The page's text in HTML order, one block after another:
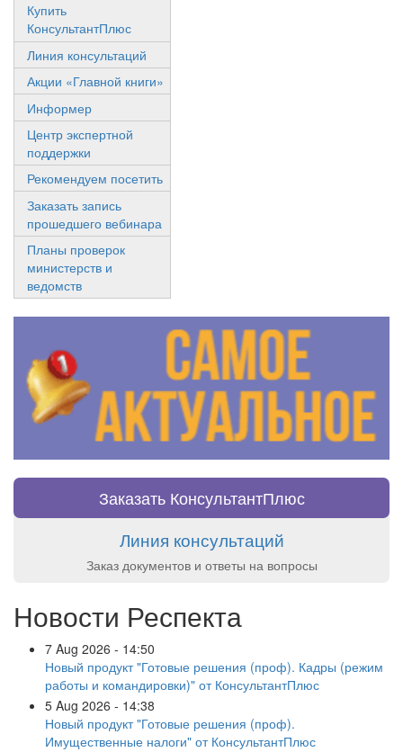
Купить
КонсультантПлюс
Линия консультаций
Акции «Главной книги»
Информер
Центр экспертной
поддержки
Рекомендуем посетить
Заказать запись
прошедшего вебинара
Планы проверок
министерств и
ведомств
Заказать КонсультантПлюс
Линия консультаций
Заказ документов и ответы на вопросы
Новости Респекта
7 Aug 2026 - 14:50
Новый продукт "Готовые решения (проф). Кадры (режим
работы и командировки)" от КонсультантПлюс
5 Aug 2026 - 14:38
Новый продукт "Готовые решения (проф).
Имущественные налоги" от КонсультантПлюс